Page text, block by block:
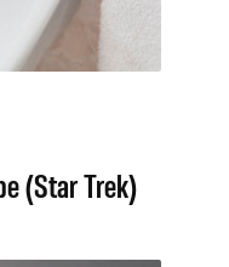
(Star Trek)